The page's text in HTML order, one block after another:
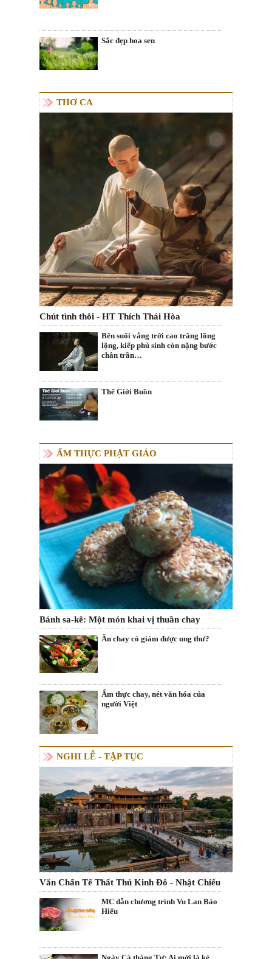
Sắc đẹp hoa sen
THƠ CA
Chút tình thôi - HT Thích Thái Hòa
Bên suối vắng trời cao trăng lồng
lộng, kiếp phù sinh còn nặng bước
chân trần…
Thế Giới Buồn
ẨM THỰC PHẬT GIÁO
Bánh sa-kê: Một món khai vị thuần chay
Ăn chay có giảm được ung thư?
Ẩm thực chay, nét văn hóa của
người Việt
NGHI LỄ - TẬP TỤC
Văn Chẩn Tế Thất Thủ Kinh Đô - Nhật Chiếu
MC dẫn chương trình Vu Lan Báo
Hiếu